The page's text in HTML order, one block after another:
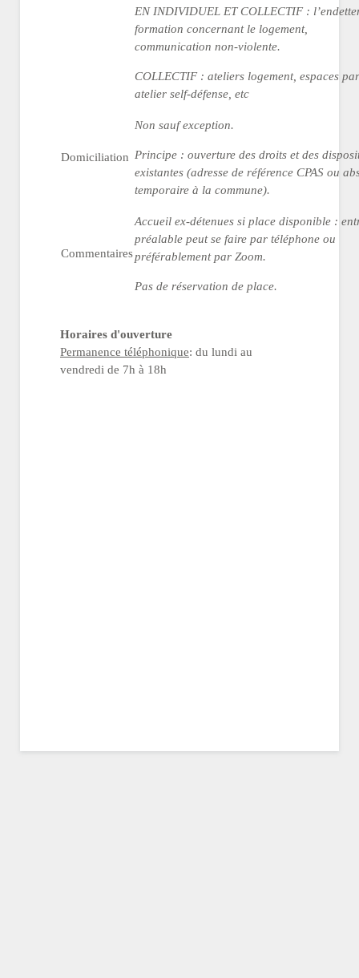
EN INDIVIDUEL ET COLLECTIF :
formation concernant le logement,
communication non-violente.
COLLECTIF : ateliers logement, espaces
atelier self-défense, etc
Domiciliation
Non sauf exception.
Principe : ouverture des droits et des
existantes (adresse de référence CPAS ou
temporaire à la commune).
Commentaires
Accueil ex-détenues si place disponible :
préalable peut se faire par téléphone ou
préférablement par Zoom.
Pas de réservation de place.
Horaires d'ouverture
Permanence téléphonique: du lundi au
vendredi de 7h à 18h